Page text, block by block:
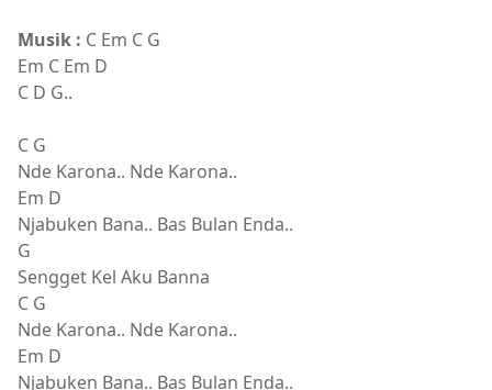
Musik : C Em C G
Em C Em D
C D G..
C G
Nde Karona.. Nde Karona..
Em D
Njabuken Bana.. Bas Bulan Enda..
G
Sengget Kel Aku Banna
C G
Nde Karona.. Nde Karona..
Em D
Njabuken Bana.. Bas Bulan Enda..